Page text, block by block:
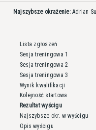
Najszybsze okrażenie:Adrian
Lista zgłoszeń
Sesja treningowa 1
Sesja treningowa 2
Sesja treningowa 3
Wynik kwalifikacji
Kolejność startowa
Rezultat wyścigu
Najszybsze okr. w wyścigu
Opis wyścigu